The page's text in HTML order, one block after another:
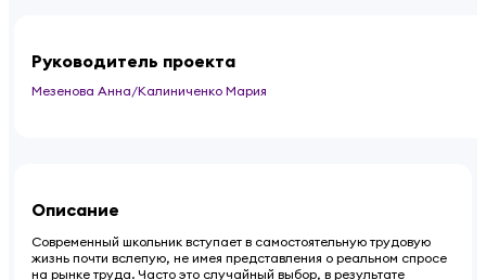
Руководитель проекта
Мезенова Анна/Калиниченко Мария
Описание
Современный школьник вступает в самостоятельную трудовую
жизнь почти вслепую, не имея представления о реальном спросе
на рынке труда. Часто это случайный выбор, в результате